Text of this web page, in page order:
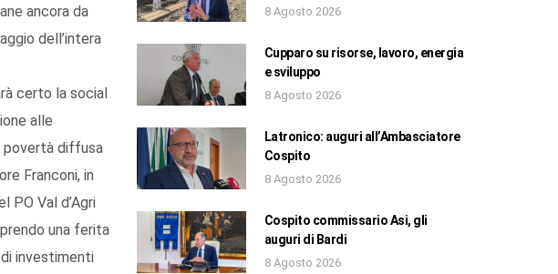
ancora da
dell’intera
certo la social
alle
povertà diffusa
Franconi, in
Val d’Agri
una ferita
investimenti
8 Agosto 2026
Cupparo su risorse, lavoro, energia
e sviluppo
8 Agosto 2026
Latronico: auguri all’Ambasciatore
Cospito
8 Agosto 2026
Cospito commissario Asi, gli
auguri di Bardi
8 Agosto 2026